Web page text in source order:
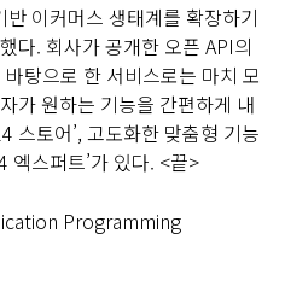
이커머스 생태계를 확장하기
다. 회사가 공개한 오픈 API의
탕으로 한 서비스로는 마치 모
가 원하는 기능을 간편하게 내
스토어’, 고도화한 맞춤형 기능
엑스퍼트’가 있다. <끝>
Programming